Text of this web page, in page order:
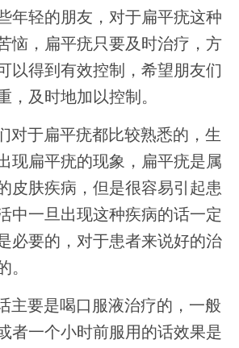
年轻的朋友，对于扁平疣这种
恼，扁平疣只要及时治疗，方
以得到有效控制，希望朋友们
，及时地加以控制。
对于扁平疣都比较熟悉的，生
现扁平疣的现象，扁平疣是属
皮肤疾病，但是很容易引起患
中一旦出现这种疾病的话一定
必要的，对于患者来说好的治
。
主要是喝口服液治疗的，一般
者一个小时前服用的话效果是